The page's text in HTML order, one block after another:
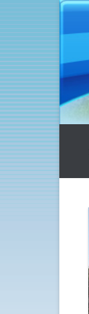
第1メ
コン